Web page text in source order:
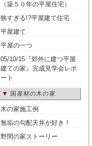
（築５０年の平屋住宅）
狭すぎる!?平屋建て住宅
平屋建て
平屋の一つ
05/10/15『郊外に建つ平屋
建ての家』完成見学会レポ
ート
▼ 国産材の木の家
木の家施工例
無垢の勾配天井が好き！
野間の家ストーリー